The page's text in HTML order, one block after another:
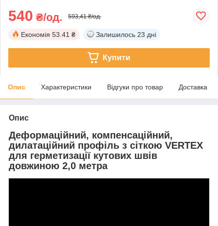
540 ₴/од. 593,41 ₴/од.
Економія 53.41 ₴ Залишилось 23 дні
Купити
Опис Характеристики Відгуки про товар Доставка
Опис
Деформаційний, компенсаційний,
дилатаційний профіль з сіткою VERTEX
для герметизації кутових швів
довжиною 2,0 метра